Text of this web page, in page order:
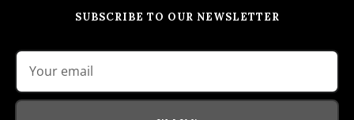
SUBSCRIBE TO OUR NEWSLETTER